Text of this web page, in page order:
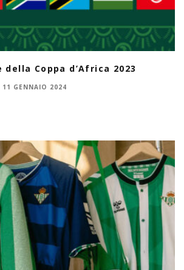
Coppa d’Africa 2023
11 GENNAIO 2024